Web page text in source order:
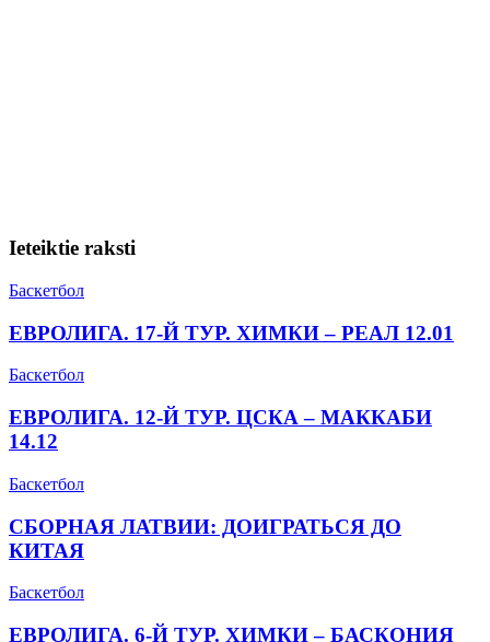
Ieteiktie raksti
Баскетбол
ЕВРОЛИГА. 17-Й ТУР. ХИМКИ – РЕАЛ 12.01
Баскетбол
ЕВРОЛИГА. 12-Й ТУР. ЦСКА – МАККАБИ
14.12
Баскетбол
СБОРНАЯ ЛАТВИИ: ДОИГРАТЬСЯ ДО
КИТАЯ
Баскетбол
ЕВРОЛИГА. 6-Й ТУР. ХИМКИ – БАСКОНИЯ